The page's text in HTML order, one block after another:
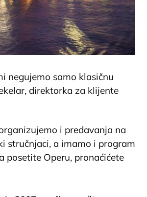
negujemo samo klasičnu
direktorka za klijente
i predavanja na
stručnjaci, a imamo i program
posetite Operu, pronaćićete